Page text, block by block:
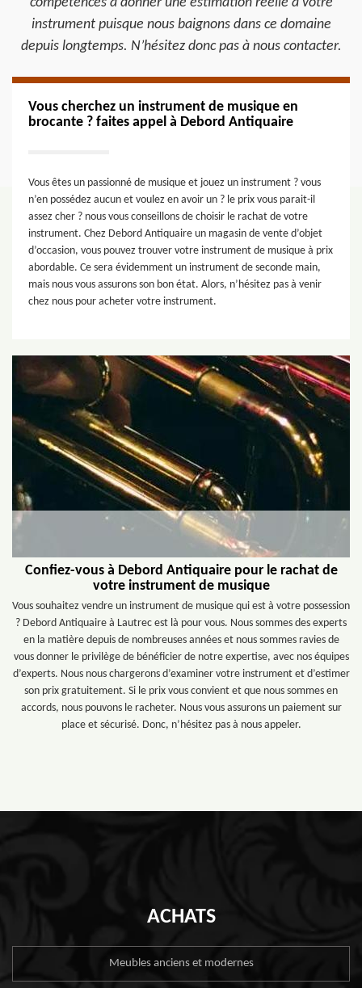
instrument puisque nous baignons dans ce domaine
depuis longtemps. N’hésitez donc pas à nous contacter.
Vous cherchez un instrument de musique en
brocante ? faites appel à Debord Antiquaire
Vous êtes un passionné de musique et jouez un instrument ? vous
n’en possédez aucun et voulez en avoir un ? le prix vous parait-il
assez cher ? nous vous conseillons de choisir le rachat de votre
instrument. Chez Debord Antiquaire un magasin de vente d’objet
d’occasion, vous pouvez trouver votre instrument de musique à prix
abordable. Ce sera évidemment un instrument de seconde main,
mais nous vous assurons son bon état. Alors, n’hésitez pas à venir
chez nous pour acheter votre instrument.
Confiez-vous à Debord Antiquaire pour le rachat de
votre instrument de musique
Vous souhaitez vendre un instrument de musique qui est à votre possession
? Debord Antiquaire à Lautrec est là pour vous. Nous sommes des experts
en la matière depuis de nombreuses années et nous sommes ravies de
vous donner le privilège de bénéficier de notre expertise, avec nos équipes
d’experts. Nous nous chargerons d’examiner votre instrument et d’estimer
son prix gratuitement. Si le prix vous convient et que nous sommes en
accords, nous pouvons le racheter. Nous vous assurons un paiement sur
place et sécurisé. Donc, n’hésitez pas à nous appeler.
ACHATS
Meubles anciens et modernes